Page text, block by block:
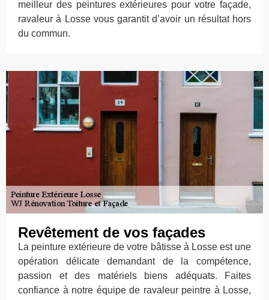
meilleur des peintures extérieures pour votre façade,
ravaleur à Losse vous garantit d’avoir un résultat hors
du commun.
Revêtement de vos façades
La peinture extérieure de votre bâtisse à Losse est une
opération délicate demandant de la compétence,
passion et des matériels biens adéquats. Faites
confiance à notre équipe de ravaleur peintre à Losse,